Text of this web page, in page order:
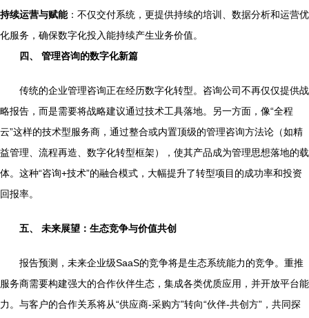
持续运营与赋能：不仅交付系统，更提供持续的培训、数据分析和运营优
化服务，确保数字化投入能持续产生业务价值。
四、 管理咨询的数字化新篇
传统的企业管理咨询正在经历数字化转型。咨询公司不再仅仅提供战
略报告，而是需要将战略建议通过技术工具落地。另一方面，像“全程
云”这样的技术型服务商，通过整合或内置顶级的管理咨询方法论（如精
益管理、流程再造、数字化转型框架），使其产品成为管理思想落地的载
体。这种“咨询+技术”的融合模式，大幅提升了转型项目的成功率和投资
回报率。
五、 未来展望：生态竞争与价值共创
报告预测，未来企业级SaaS的竞争将是生态系统能力的竞争。重推
服务商需要构建强大的合作伙伴生态，集成各类优质应用，并开放平台能
力。与客户的合作关系将从“供应商-采购方”转向“伙伴-共创方”，共同探